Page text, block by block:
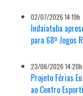
02/07/2026 14:19h
Indaiatuba
para 68º Jogos
23/06/2026 14:20h
Projeto Férias
ao Centro